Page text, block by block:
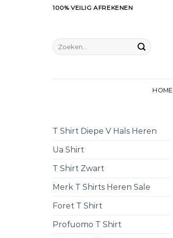
100% VEILIG AFREKENEN
Zoeken
naar:
HOME
T Shirt Diepe V Hals Heren
Ua Shirt
T Shirt Zwart
Merk T Shirts Heren Sale
Foret T Shirt
Profuomo T Shirt